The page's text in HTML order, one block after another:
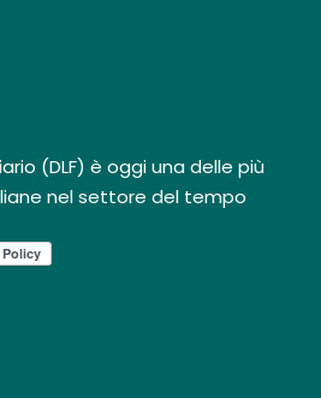
(DLF) è oggi una delle più
nel settore del tempo